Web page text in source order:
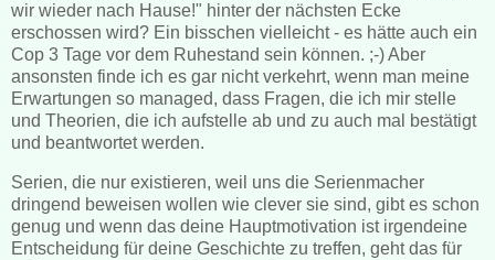
wir wieder nach Hause!" hinter der nächsten Ecke
erschossen wird? Ein bisschen vielleicht - es hätte auch ein
Cop 3 Tage vor dem Ruhestand sein können. ;-) Aber
ansonsten finde ich es gar nicht verkehrt, wenn man meine
Erwartungen so managed, dass Fragen, die ich mir stelle
und Theorien, die ich aufstelle ab und zu auch mal bestätigt
und beantwortet werden.
Serien, die nur existieren, weil uns die Serienmacher
dringend beweisen wollen wie clever sie sind, gibt es schon
genug und wenn das deine Hauptmotivation ist irgendeine
Entscheidung für deine Geschichte zu treffen, geht das für